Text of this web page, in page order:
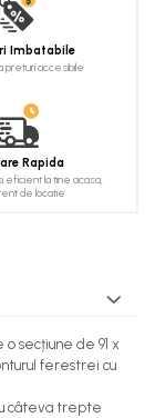
Imbatabile
preturi accesibile
Rapida
eficient la tine acasa,
de locatie
secțiune de 91 x
ferestrei cu
câteva trepte